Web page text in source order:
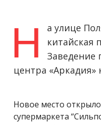
Н
а улице
китайская
Заведение
центра «Аркадия»
Новое место
супермаркета